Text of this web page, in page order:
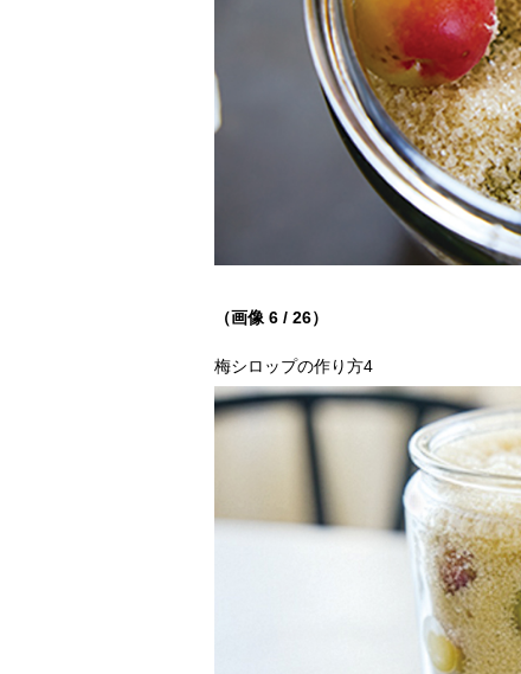
（画像 6 / 26）
梅シロップの作り方4